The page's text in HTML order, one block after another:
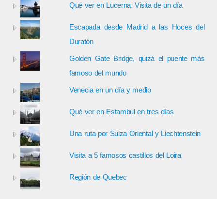
Qué ver en Lucerna. Visita de un día
Escapada desde Madrid a las Hoces del
Duratón
Golden Gate Bridge, quizá el puente más
famoso del mundo
Venecia en un día y medio
Qué ver en Estambul en tres días
Una ruta por Suiza Oriental y Liechtenstein
Visita a 5 famosos castillos del Loira
Región de Quebec